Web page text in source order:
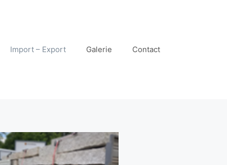
Import – Export Galerie Contact